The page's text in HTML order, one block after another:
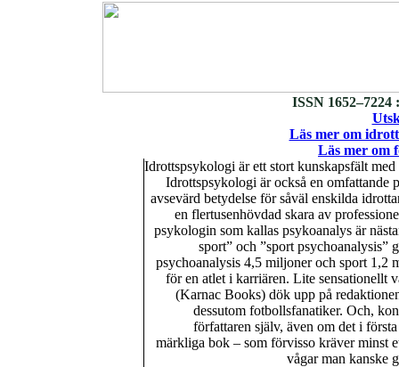
ISSN
Läs mer om
Läs mer om
Idrottspsykologi är ett stort kunskapsfält
Idrottspsykologi är också en
avsevärd betydelse för såväl enskilda
en flertusenhövdad skara av
psykologin som kallas psykoanalys är
sport” och ”sport psychoanalysis”
psychoanalysis 4,5 miljoner och sport 1,2
för en atlet i karriären. Lite sensationellt
(Karnac Books) dök upp på
dessutom fotbollsfanatiker. Och,
författaren själv, även om det i
märkliga bok – som förvisso kräver minst
vågar man kanske